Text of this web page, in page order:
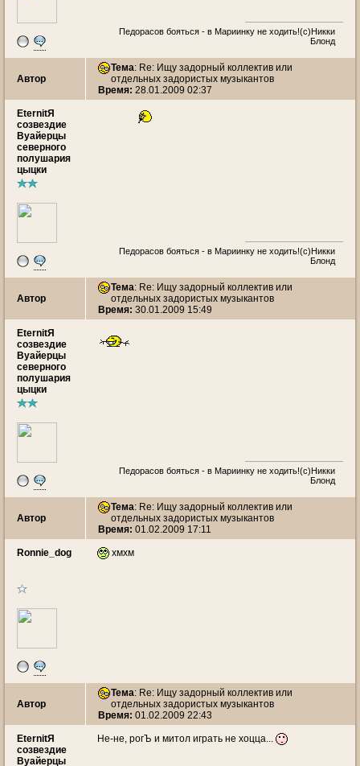
Педорасов бояться - в Мариинку не ходить!(с)Никки
Блонд
Автор
Тема: Re: Ищу задорный коллектив или
отдельных задористых музыкантов
Время: 28.01.2009 02:37
EternitЯ
созвездие
Вуайерцы
северного
полушария
цыцки
Педорасов бояться - в Мариинку не ходить!(с)Никки
Блонд
Автор
Тема: Re: Ищу задорный коллектив или
отдельных задористых музыкантов
Время: 30.01.2009 15:49
EternitЯ
созвездие
Вуайерцы
северного
полушария
цыцки
Педорасов бояться - в Мариинку не ходить!(с)Никки
Блонд
Автор
Тема: Re: Ищу задорный коллектив или
отдельных задористых музыкантов
Время: 01.02.2009 17:11
Ronnie_dog хмхм
Автор
Тема: Re: Ищу задорный коллектив или
отдельных задористых музыкантов
Время: 01.02.2009 22:43
EternitЯ
созвездие
Вуайерцы
Не-не, рогЪ и митол играть не хоцца...